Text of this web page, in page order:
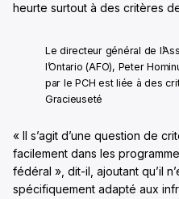
heurte surtout à des critères
Le directeur général de
l’Ontario (AFO), Peter
par le PCH est liée à des
Gracieuseté
« Il s’agit d’une question de
facilement dans les
fédéral », dit-il, ajoutant qu’il
spécifiquement adapté aux